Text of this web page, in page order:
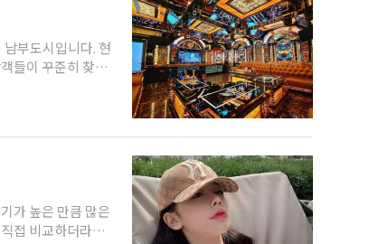
부도시입니다. 현
들이 꾸준히 찾는
으로 많은 관광
도 상대적으로 더
니다. 7군 지역
가 높은 만큼 많은
접 비교하더라도